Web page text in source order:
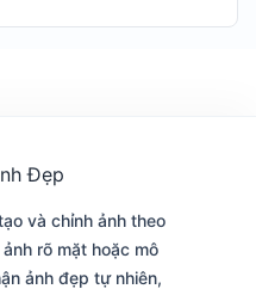
và chỉnh ảnh theo
rõ mặt hoặc mô
ảnh đẹp tự nhiên,